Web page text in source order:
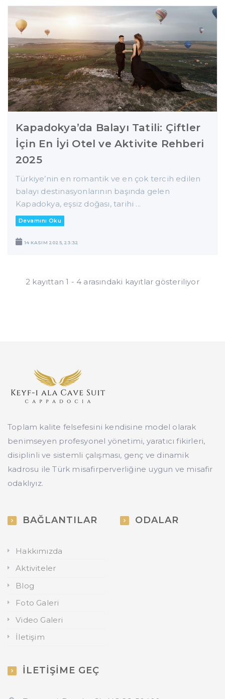
Kapadokya’da Balayı Tatili: Çiftler
İçin En İyi Otel ve Aktivite Rehberi
2025
Türkiye’nin en romantik ve en çok tercih edilen
balayı destinasyonlarının başında gelen
Kapadokya, eşsiz doğası, tarihi ...
Devamını Oku
14 KASIM 2025, 23:32
2 kayıttan 1 - 4 arasındaki kayıtlar gösteriliyor
Toplam kalite felsefesini kendisine model olarak
benimseyen profesyonel yönetimi, yaratıcı fikirleri,
disiplinli ve sistemli çalışması, genç ve dinamik
kadrosu ile Türk misafirperverliğine uygun ve misafir
odaklıyız.
BAĞLANTILAR
Hakkımızda
Aktiviteler
Blog
Foto Galeri
Video Galeri
İletişim
ODALAR
İLETİŞİME GEÇ